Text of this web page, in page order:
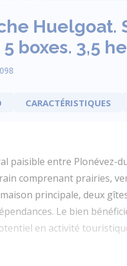
Huelgoat.
boxes. 3,5
CARACTÉRISTIQUES
paisible entre Plonévez-
comprenant prairies,
principale, deux
Le bien
en activité